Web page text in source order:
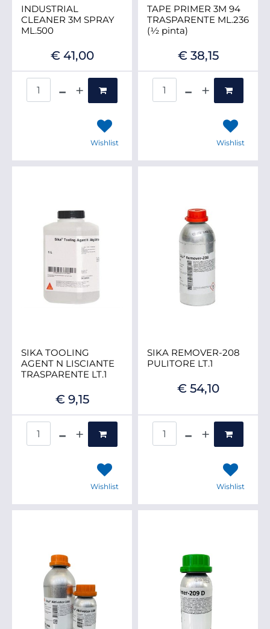
INDUSTRIAL
CLEANER 3M SPRAY
ML.500
€ 41,00
Wishlist
TAPE PRIMER 3M 94
TRASPARENTE ML.236
(½ pinta)
€ 38,15
Wishlist
SIKA TOOLING
AGENT N LISCIANTE
TRASPARENTE LT.1
€ 9,15
Wishlist
SIKA REMOVER-208
PULITORE LT.1
€ 54,10
Wishlist